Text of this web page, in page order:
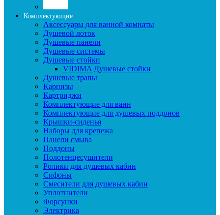
Комплектующие
Аксессуары для ванной комнаты
Душевой лоток
Душевые панели
Душевые системы
Душевые стойки
VIDIMA Душевые стойки
Душевые трапы
Карнизы
Картриджи
Комплектующие для ванн
Комплектующие для душевых поддонов
Крышки-сиденья
Наборы для крепежа
Панели смыва
Поддоны
Полотенцесушители
Ролики для душевых кабин
Сифоны
Смесители для душевых кабин
Уплотнители
Форсунки
Электрика